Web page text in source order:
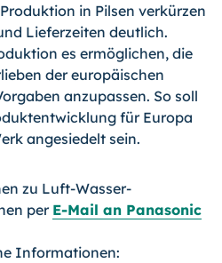
in Pilsen verkürzen
Lieferzeiten deutlich.
es ermöglichen, die
der europäischen
anzupassen. So soll
für Europa
angesiedelt sein.
zu Luft-Wasser-
per E-Mail an Panasonic
Informationen: